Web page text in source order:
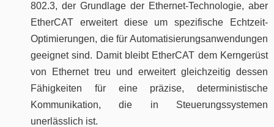
802.3, der Grundlage der Ethernet-Technologie, aber
EtherCAT erweitert diese um spezifische Echtzeit-
Optimierungen, die für Automatisierungsanwendungen
geeignet sind. Damit bleibt EtherCAT dem Kerngerüst
von Ethernet treu und erweitert gleichzeitig dessen
Fähigkeiten für eine präzise, deterministische
Kommunikation, die in Steuerungssystemen
unerlässlich ist.